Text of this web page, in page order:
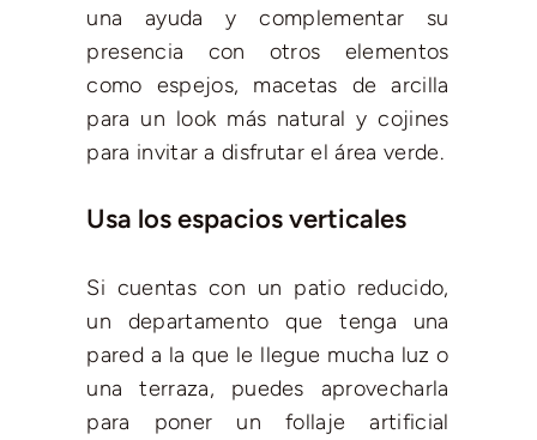
una ayuda y complementar su
presencia con otros elementos
como espejos, macetas de arcilla
para un look más natural y cojines
para invitar a disfrutar el área verde.
Usa los espacios verticales
Si cuentas con un patio reducido,
un departamento que tenga una
pared a la que le llegue mucha luz o
una terraza, puedes aprovecharla
para poner un follaje artificial